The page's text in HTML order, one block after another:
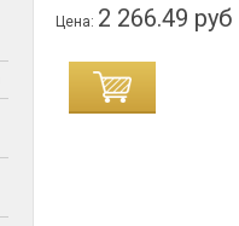
Цена: 2 266.49 руб